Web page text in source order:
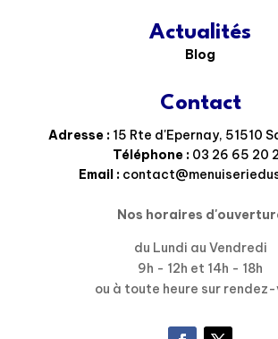
Actualités
Blog
Contact
Adresse : 15 Rte d'Epernay, 51510
Téléphone : 03 26 65 20
Email :
Nos horaires
du Lundi au Vendredi
9h - 12h et 14h - 18h
ou à toute heure sur rendez-